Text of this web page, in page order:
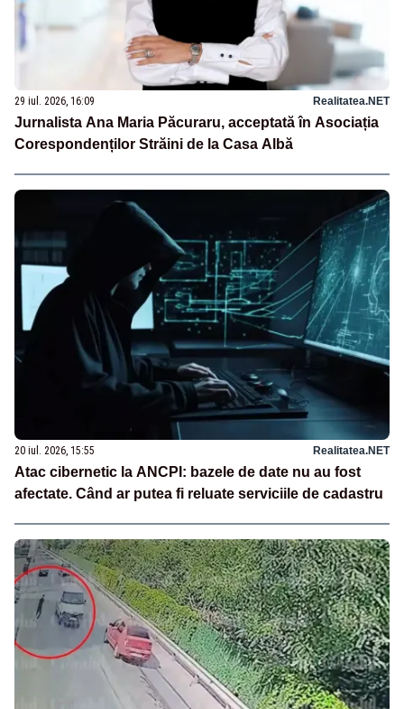
29 iul. 2026, 16:09 Realitatea.NET
Jurnalista Ana Maria Păcuraru, acceptată în Asociația
Corespondenților Străini de la Casa Albă
20 iul. 2026, 15:55 Realitatea.NET
Atac cibernetic la ANCPI: bazele de date nu au fost
afectate. Când ar putea fi reluate serviciile de cadastru